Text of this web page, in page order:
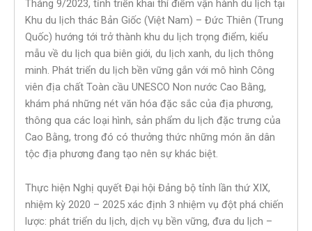
Tháng 9/2023, tỉnh triển khai thí điểm vận hành du lịch tại
Khu du lịch thác Bản Giốc (Việt Nam) – Đức Thiên (Trung
Quốc) hướng tới trở thành khu du lịch trọng điểm, kiểu
mẫu về du lịch qua biên giới, du lịch xanh, du lịch thông
minh. Phát triển du lịch bền vững gắn với mô hình Công
viên địa chất Toàn cầu UNESCO Non nước Cao Bằng,
khám phá những nét văn hóa đặc sắc của địa phương,
thông qua các loại hình, sản phẩm du lịch đặc trưng của
Cao Bằng, trong đó có thưởng thức những món ăn dân
tộc địa phương đang tạo nên sự khác biệt.
Thực hiện Nghị quyết Đại hội Đảng bộ tỉnh lần thứ XIX,
nhiệm kỳ 2020 – 2025 xác định 3 nhiệm vụ đột phá chiến
lược: phát triển du lịch, dịch vụ bền vững, đưa du lịch –